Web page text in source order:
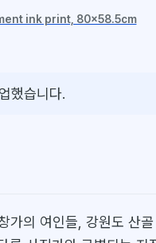
ink print, 80x58.5cm
했습니다.
가의 여인들, 강원도 산